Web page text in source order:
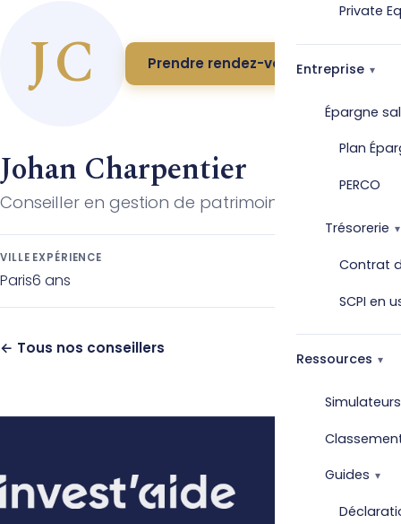
Private
Entreprise
Épargne
Plan
PERCO
Trésorerie
Contrat
SCPI en
Ressources
Simulateurs
Guides
JC Prendre rendez-vous
Johan Charpentier
Conseiller en gestion de patrimoine
VILLE
Paris
EXPÉRIENCE
6 ans
← Tous nos conseillers